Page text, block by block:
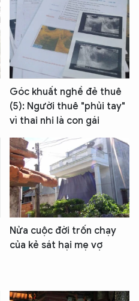
Góc khuất nghề đẻ thuê
(5): Người thuê "phủi tay"
vì thai nhi là con gái
Nửa cuộc đời trốn chạy
của kẻ sát hại mẹ vợ